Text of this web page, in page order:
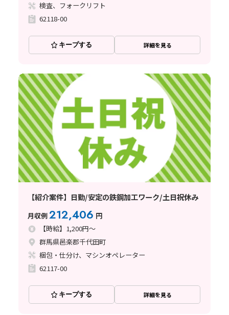
検査、フォークリフト
62118-00
キープする 詳細を見る
【紹介案件】日勤/安定の鉄鋼加工ワーク/土日祝休み
月収例212,406 円
【時給】1,200円～
群馬県邑楽郡千代田町
梱包・仕分け、マシンオペレーター
62117-00
キープする 詳細を見る